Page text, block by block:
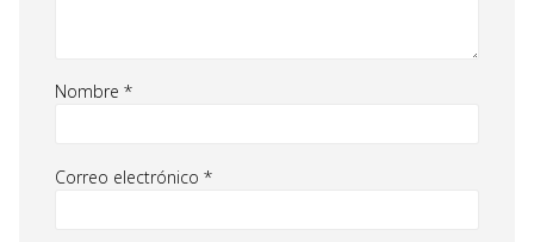
Nombre *
Correo electrónico *